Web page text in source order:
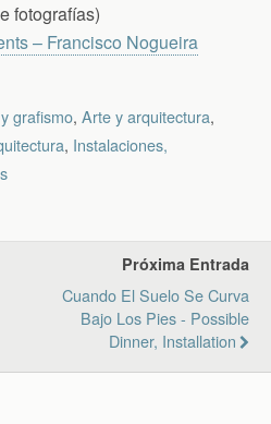
fotografías)
– Francisco Nogueira
grafismo, Arte y arquitectura,
, Instalaciones,
Próxima Entrada
Cuando El Suelo Se Curva
Bajo Los Pies - Possible
Dinner, Installation